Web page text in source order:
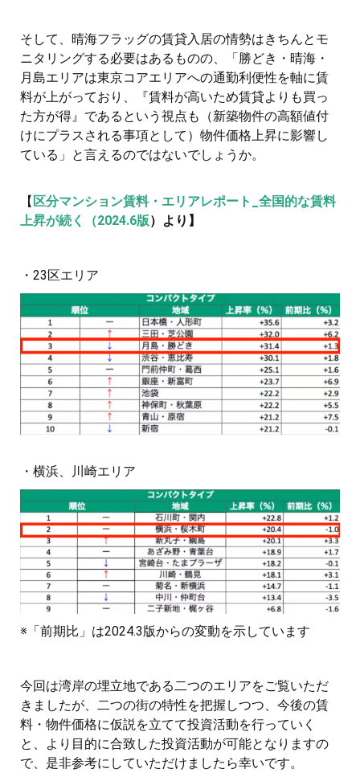
そして、晴海フラッグの賃貸入居の情勢はきちんとモ
ニタリングする必要はあるものの、「勝どき・晴海・
月島エリアは東京コアエリアへの通勤利便性を軸に賃
料が上がっており、『賃料が高いため賃貸よりも買っ
た方が得』であるという視点も（新築物件の高額値付
けにプラスされる事項として）物件価格上昇に影響し
ている」と言えるのではないでしょうか。
【 区分マンション賃料・エリアレポート_全国的な賃料
上昇が続く（2024.6版）より】
・23区エリア
・横浜、川崎エリア
※「前期比」は2024.3版からの変動を示しています
今回は湾岸の埋立地である二つのエリアをご覧いただ
きましたが、二つの街の特性を把握しつつ、今後の賃
料・物件価格に仮説を立てて投資活動を行っていく
と、より目的に合致した投資活動が可能となりますの
で、是非参考にしていただけましたら幸いです。